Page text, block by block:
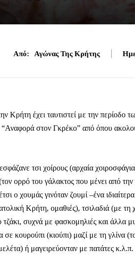
Από: Αγώνας Της Κρήτης
Κρήτη έχει ταυτιστεί με την περίοδο
“Αναφορά στον Γκρέκο” από όπου
τσι χοίρους (αρχαία
ορρό του γάλακτος που μένει από
ο χουμάς γινόταν ζουμί –ένα
Κρήτη, ομαθιές), τσιλαδιά (με
συχνά με φασκομηλιές και άλλα
κουρούπι (κιούπι) μαζί με τη γλίνα
ή μαγειρεύονταν με πατάτες κ.λ.π.